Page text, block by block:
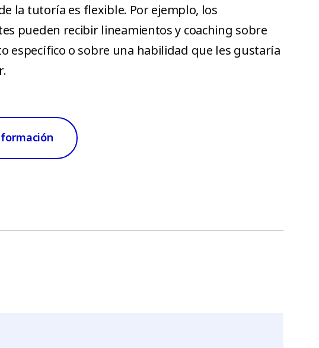
la tutoría es flexible. Por ejemplo, los
pueden recibir lineamientos y coaching sobre
específico o sobre una habilidad que les gustaría